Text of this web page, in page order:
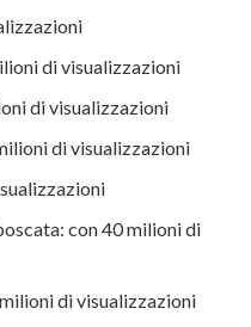
di visualizzazioni
di visualizzazioni
di visualizzazioni
con 40 milioni di
di visualizzazioni